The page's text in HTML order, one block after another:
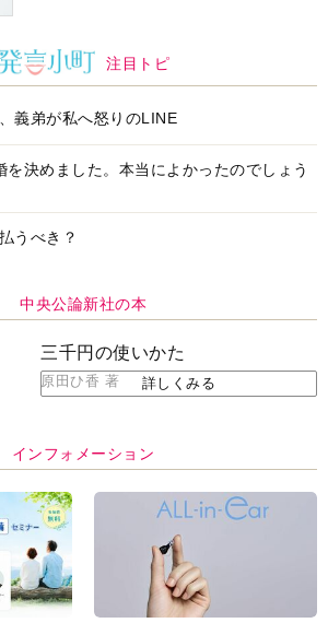
注目トピ
義弟が私へ怒りのLINE
を決めました。本当によかったのでしょう
うべき？
中央公論新社の本
三千円の使いかた
原田ひ香 著 詳しくみる
インフォメーション